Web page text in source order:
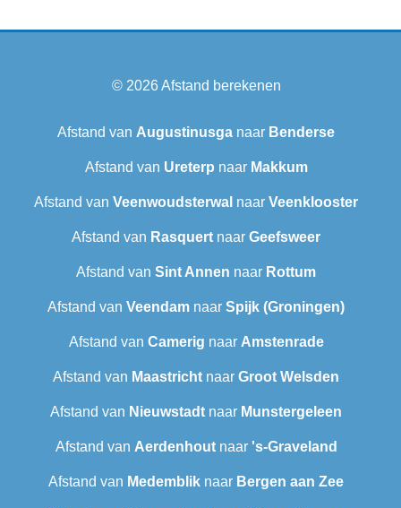
© 2026Afstand berekenen
Afstand van Augustinusga naar Benderse
Afstand van Ureterp naar Makkum
Afstand van Veenwoudsterwal naar Veenklooster
Afstand van Rasquert naar Geefsweer
Afstand van Sint Annen naar Rottum
Afstand van Veendam naar Spijk (Groningen)
Afstand van Camerig naar Amstenrade
Afstand van Maastricht naar Groot Welsden
Afstand van Nieuwstadt naar Munstergeleen
Afstand van Aerdenhoutnaar 's-Graveland
Afstand van Medemblik naar Bergen aan Zee